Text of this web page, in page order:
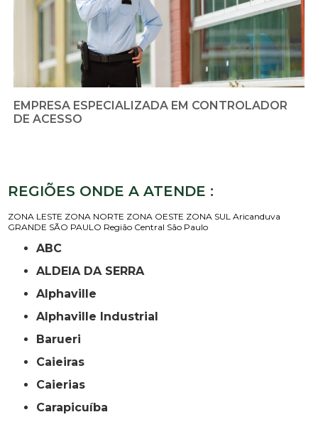
EMPRESA ESPECIALIZADA EM CONTROLADOR
DE ACESSO
REGIÕES ONDE A ATENDE :
ZONA LESTE ZONA NORTE ZONA OESTE ZONA SUL Aricanduva
GRANDE SÃO PAULO Região Central São Paulo
ABC
ALDEIA DA SERRA
Alphaville
Alphaville Industrial
Barueri
Caieiras
Caierias
Carapicuíba